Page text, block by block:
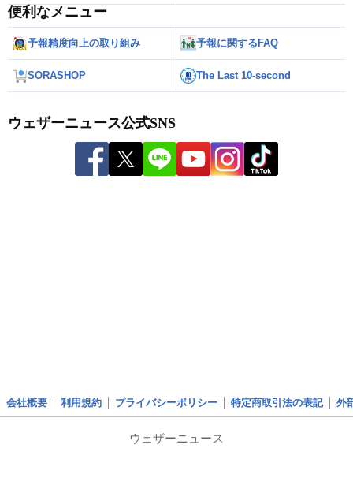
便利なメニュー
予報精度向上の取り組み 予報に関するFAQ
SORASHOP The Last 10-second
ウェザーニュース公式SNS
会社概要 利用規約 プライバシーポリシー 特定商取引法の表記 外
ウェザーニュース